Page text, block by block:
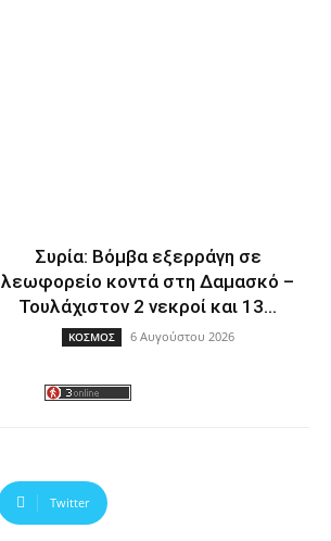
Συρία: Βόμβα εξερράγη σε
λεωφορείο κοντά στη Δαμασκό –
Τουλάχιστον 2 νεκροί και 13...
ΚΟΣΜΟΣ 6 Αυγούστου 2026
Twitter